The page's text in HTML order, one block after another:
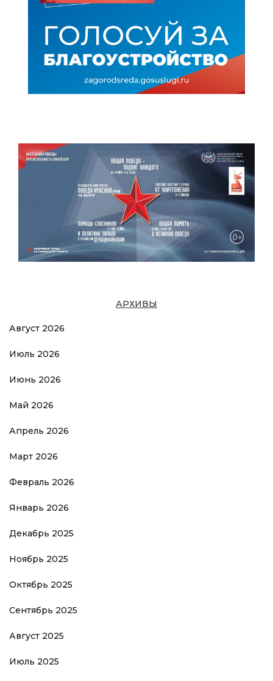
АРХИВЫ
Август 2026
Июль 2026
Июнь 2026
Май 2026
Апрель 2026
Март 2026
Февраль 2026
Январь 2026
Декабрь 2025
Ноябрь 2025
Октябрь 2025
Сентябрь 2025
Август 2025
Июль 2025